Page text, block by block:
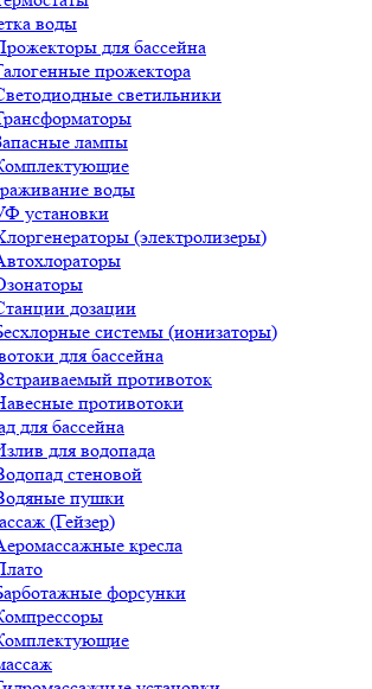
воды
для бассейна
прожектора
светильники
лампы
воды
установки
(электролизеры)
дозации
системы (ионизаторы)
для бассейна
противоток
противотоки
для бассейна
для водопада
стеновой
пушки
(Гейзер)
кресла
форсунки